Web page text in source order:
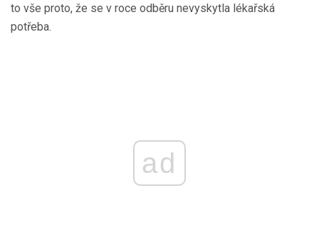
to vše proto, že se v roce odběru nevyskytla lékařská
potřeba.
ad